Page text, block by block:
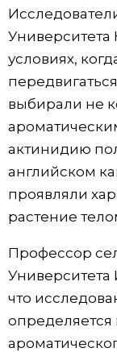
Блог
Политика
Экономика
Общество
Культура
Жизнь
Технологии
Токио
Японский
Японский
Семья
Еда и напитки
условиях,
выбирали не
актинидию
английском
проявляли
растение
Профессор
Университета
что
определяется